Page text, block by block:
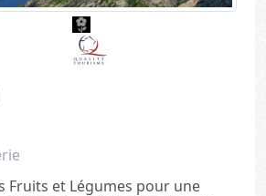
Fruits et Légumes pour une